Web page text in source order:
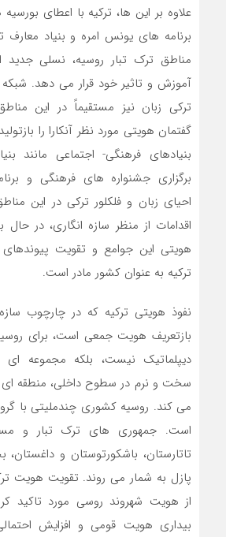
علاوه بر این ها، ترکیه با اعطای
برنامه های یونس امره و بنیاد معارف
مناطق ترک تبار روسیه، نسلی جدید
آموزش و تاثیر خود قرار می دهد.
ترکی زبان نیز مستقیماً در این
گفتمان هویتی مورد نظر آنکارا را
بنیادهای فرهنگی- اجتماعی مانند
برگزاری جشنواره های فرهنگی و
اقدامات از منظر سازه انگاری، در حال
هویتی این جوامع و تقویت
ترکیه به عنوان کشور مادر است.
نفوذ هویتی ترکیه که در چارچوب
بازتعریف هویت جمعی است، برای
دیپلماتیک نیست، بلکه مجموعه ای
سخت و نرم در سطوح داخلی، منطقه ای
می کند. روسیه کشوری چندملیتی با
است. جمهوری های ترک تبار و
تاتارستان، باشکورتوستان و
پازل به شمار می روند. تقویت هویت
از هویت شهروند روسی مورد تاکید
بیداری هویت قومی و افزایش